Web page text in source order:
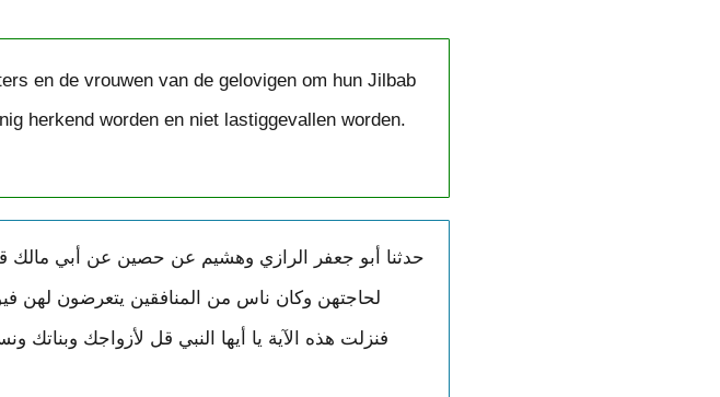
en de vrouwen van de gelovigen om hun Jilbab
herkend worden en niet lastiggevallen worden.
لحاجتهن وكان ناس من المنافقين يتعرضون لهن
فنزلت هذه الآية يا أيها النبي قل لأزواجك وبناتك